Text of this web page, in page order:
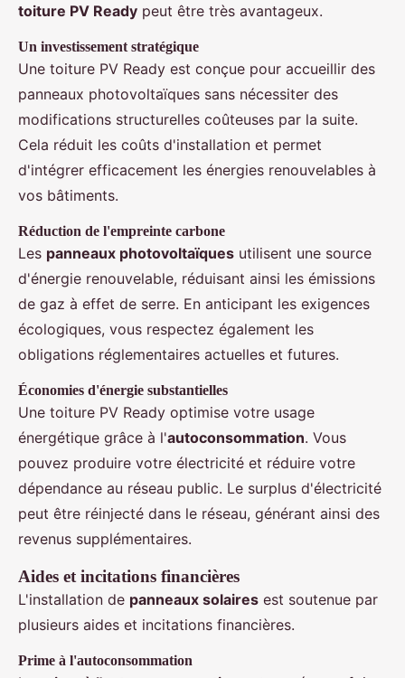
toiture PV Ready peut être très avantageux.
Un investissement stratégique
Une toiture PV Ready est conçue pour accueillir des
panneaux photovoltaïques sans nécessiter des
modifications structurelles coûteuses par la suite.
Cela réduit les coûts d'installation et permet
d'intégrer efficacement les énergies renouvelables à
vos bâtiments.
Réduction de l'empreinte carbone
Les panneaux photovoltaïques utilisent une source
d'énergie renouvelable, réduisant ainsi les émissions
de gaz à effet de serre. En anticipant les exigences
écologiques, vous respectez également les
obligations réglementaires actuelles et futures.
Économies d'énergie substantielles
Une toiture PV Ready optimise votre usage
énergétique grâce à l'autoconsommation. Vous
pouvez produire votre électricité et réduire votre
dépendance au réseau public. Le surplus d'électricité
peut être réinjecté dans le réseau, générant ainsi des
revenus supplémentaires.
Aides et incitations financières
L'installation de panneaux solaires est soutenue par
plusieurs aides et incitations financières.
Prime à l'autoconsommation